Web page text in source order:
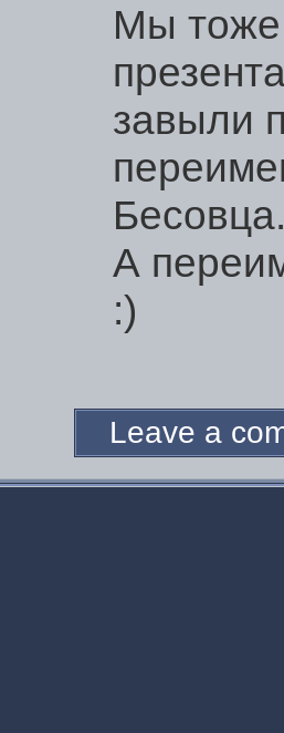
Мы тоже
завыли
А
:)
Leave a